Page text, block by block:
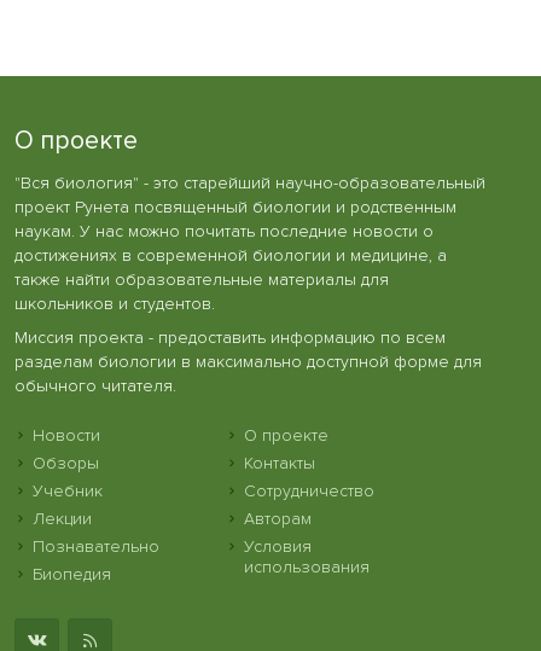
О проекте
"Вся биология" - это старейший научно-образовательный
проект Рунета посвященный биологии и родственным
наукам. У нас можно почитать последние новости о
достижениях в современной биологии и медицине, а
также найти образовательные материалы для
школьников и студентов.
Миссия проекта - предоставить информацию по всем
разделам биологии в максимально доступной форме для
обычного читателя.
Новости
Обзоры
Учебник
Лекции
Познавательно
Биопедия
О проекте
Контакты
Сотрудничество
Авторам
Условия
использования